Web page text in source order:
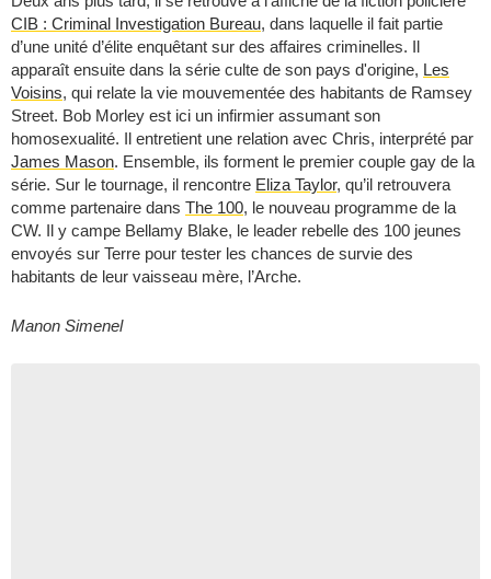
CIB : Criminal Investigation Bureau, dans laquelle il fait partie
d’une unité d’élite enquêtant sur des affaires criminelles. Il
apparaît ensuite dans la série culte de son pays d'origine, Les
Voisins, qui relate la vie mouvementée des habitants de Ramsey
Street. Bob Morley est ici un infirmier assumant son
homosexualité. Il entretient une relation avec Chris, interprété par
James Mason. Ensemble, ils forment le premier couple gay de la
série. Sur le tournage, il rencontre Eliza Taylor, qu’il retrouvera
comme partenaire dans The 100, le nouveau programme de la
CW. Il y campe Bellamy Blake, le leader rebelle des 100 jeunes
envoyés sur Terre pour tester les chances de survie des
habitants de leur vaisseau mère, l’Arche.
Manon Simenel